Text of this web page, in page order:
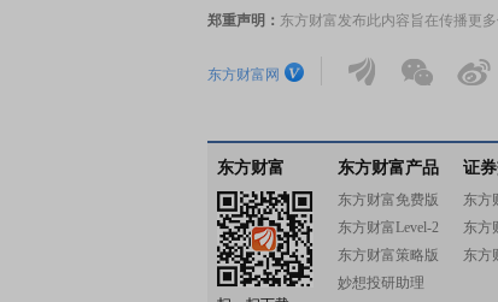
郑重声明： 东方财富发布此内容旨在传播更
东方财富网
东方财富 东方财富产品
东方财富免费版
东方财富Level-2
东方财富策略版
妙想投研助理
证
东方
东方
东方